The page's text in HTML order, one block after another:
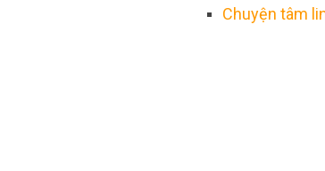
Chuyện tâm